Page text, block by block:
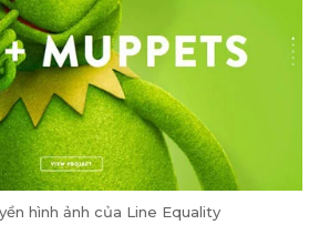
hình ảnh của Line Equality